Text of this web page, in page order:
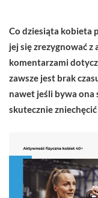
Co dziesiąta kobieta
jej się zrezygnować
komentarzami
zawsze jest brak
nawet jeśli bywa
skutecznie